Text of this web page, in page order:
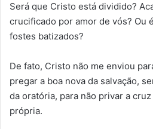
Será que Cristo está dividido?
crucificado por amor de vós? Ou
fostes batizados?
De fato, Cristo não me enviou
pregar a boa nova da salvação,
da oratória, para não privar a
própria.